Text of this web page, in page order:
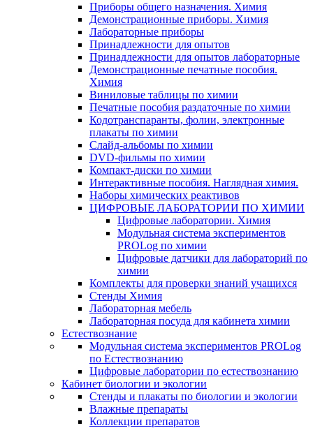
Приборы общего назначения. Химия
Демонстрационные приборы. Химия
Лабораторные приборы
Принадлежности для опытов
Принадлежности для опытов лабораторные
Демонстрационные печатные пособия.
Химия
Виниловые таблицы по химии
Печатные пособия раздаточные по химии
Кодотранспаранты, фолии, электронные
плакаты по химии
Слайд-альбомы по химии
DVD-фильмы по химии
Компакт-диски по химии
Интерактивные пособия. Наглядная химия.
Наборы химических реактивов
ЦИФРОВЫЕ ЛАБОРАТОРИИ ПО ХИМИИ
Цифровые лаборатории. Химия
Модульная система экспериментов
PROLog по химии
Цифровые датчики для лабораторий по
химии
Комплекты для проверки знаний учащихся
Стенды Химия
Лабораторная мебель
Лабораторная посуда для кабинета химии
Естествознание
Модульная система экспериментов PROLog
по Естествознанию
Цифровые лаборатории по естествознанию
Кабинет биологии и экологии
Стенды и плакаты по биологии и экологии
Влажные препараты
Коллекции препаратов